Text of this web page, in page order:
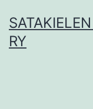
sisältöön
RY